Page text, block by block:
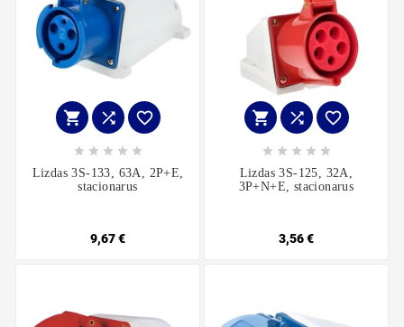
  
    
Lizdas 3S-133, 63A, 2P+E,
stacionarus
9,67 €
  
    
Lizdas 3S-125, 32A,
3P+N+E, stacionarus
3,56 €